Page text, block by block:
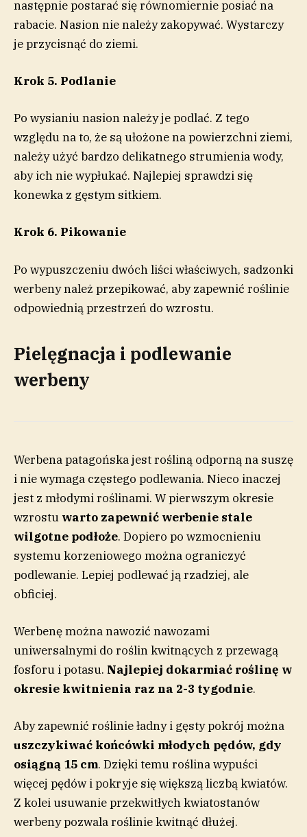
następnie postarać się równomiernie posiać na
rabacie. Nasion nie należy zakopywać. Wystarczy
je przycisnąć do ziemi.
Krok 5. Podlanie
Po wysianiu nasion należy je podlać. Z tego
względu na to, że są ułożone na powierzchni ziemi,
należy użyć bardzo delikatnego strumienia wody,
aby ich nie wypłukać. Najlepiej sprawdzi się
konewka z gęstym sitkiem.
Krok 6. Pikowanie
Po wypuszczeniu dwóch liści właściwych, sadzonki
werbeny należ przepikować, aby zapewnić roślinie
odpowiednią przestrzeń do wzrostu.
Pielęgnacja i podlewanie
werbeny
Werbena patagońska jest rośliną odporną na suszę
i nie wymaga częstego podlewania. Nieco inaczej
jest z młodymi roślinami. W pierwszym okresie
wzrostu warto zapewnić werbenie stale
wilgotne podłoże. Dopiero po wzmocnieniu
systemu korzeniowego można ograniczyć
podlewanie. Lepiej podlewać ją rzadziej, ale
obficiej.
Werbenę można nawozić nawozami
uniwersalnymi do roślin kwitnących z przewagą
fosforu i potasu. Najlepiej dokarmiać roślinę w
okresie kwitnienia raz na 2-3 tygodnie.
Aby zapewnić roślinie ładny i gęsty pokrój można
uszczykiwać końcówki młodych pędów, gdy
osiągną 15 cm. Dzięki temu roślina wypuści
więcej pędów i pokryje się większą liczbą kwiatów.
Z kolei usuwanie przekwitłych kwiatostanów
werbeny pozwala roślinie kwitnąć dłużej.